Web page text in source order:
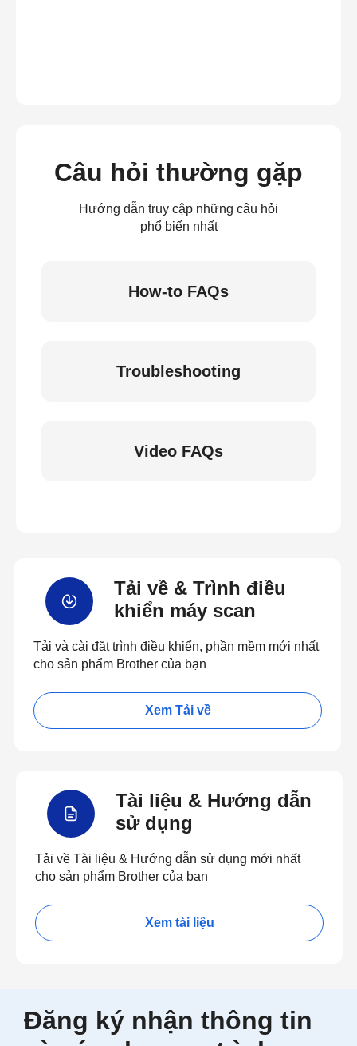
Câu hỏi thường gặp
Hướng dẫn truy cập những câu hỏi
phổ biến nhất
How-to FAQs
Troubleshooting
Video FAQs
Tải về & Trình điều
khiển máy scan
Tải và cài đặt trình điều khiển, phần mềm mới nhất
cho sản phẩm Brother của bạn
Xem Tải về
Tài liệu & Hướng dẫn
sử dụng
Tải về Tài liệu & Hướng dẫn sử dụng mới nhất
cho sản phẩm Brother của bạn
Xem tài liệu
Đăng ký nhận thông tin